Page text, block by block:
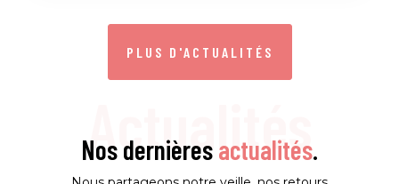
PLUS D'ACTUALITÉS
Actualités
Nos dernièresactualités.